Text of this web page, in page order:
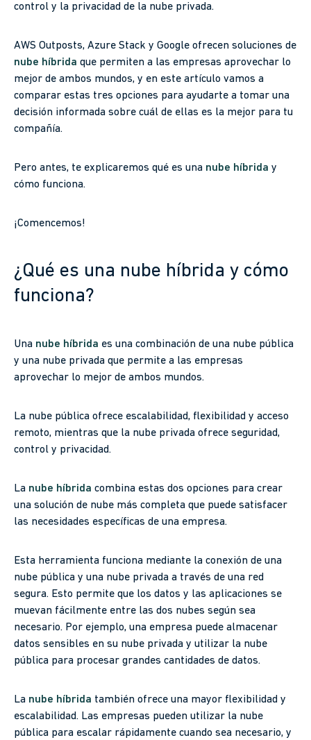
control y la privacidad de la nube privada.
AWS Outposts, Azure Stack y Google ofrecen soluciones de
nube híbrida que permiten a las empresas aprovechar lo
mejor de ambos mundos, y en este artículo vamos a
comparar estas tres opciones para ayudarte a tomar una
decisión informada sobre cuál de ellas es la mejor para tu
compañía.
Pero antes, te explicaremos qué es una nube híbrida y
cómo funciona.
¡Comencemos!
¿Qué es una nube híbrida y cómo
funciona?
Una nube híbrida es una combinación de una nube pública
y una nube privada que permite a las empresas
aprovechar lo mejor de ambos mundos.
La nube pública ofrece escalabilidad, flexibilidad y acceso
remoto, mientras que la nube privada ofrece seguridad,
control y privacidad.
La nube híbrida combina estas dos opciones para crear
una solución de nube más completa que puede satisfacer
las necesidades específicas de una empresa.
Esta herramienta funciona mediante la conexión de una
nube pública y una nube privada a través de una red
segura. Esto permite que los datos y las aplicaciones se
muevan fácilmente entre las dos nubes según sea
necesario. Por ejemplo, una empresa puede almacenar
datos sensibles en su nube privada y utilizar la nube
pública para procesar grandes cantidades de datos.
La nube híbrida también ofrece una mayor flexibilidad y
escalabilidad. Las empresas pueden utilizar la nube
pública para escalar rápidamente cuando sea necesario, y